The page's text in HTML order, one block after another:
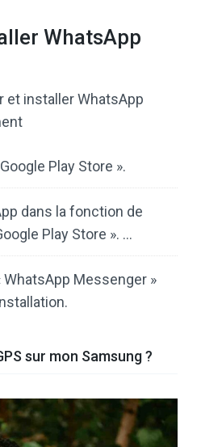
WhatsApp
et installer WhatsApp
Play Store ».
dans la fonction de
Play Store ». …
Messenger »
sur mon Samsung ?